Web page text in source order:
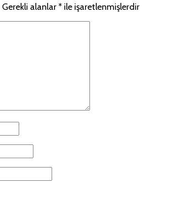
Gerekli alanlar* ile işaretlenmişlerdir